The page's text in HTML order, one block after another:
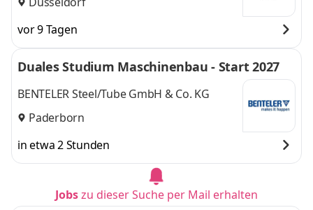
vor 9 Tagen
Duales Studium Maschinenbau - Start 2027
BENTELER Steel/Tube GmbH & Co. KG
Paderborn
in etwa 2 Stunden
Jobszu dieser Suche per Mail erhalten